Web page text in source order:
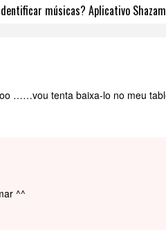
músicas? Aplicativo
……vou tenta baixa-lo no meu
^^